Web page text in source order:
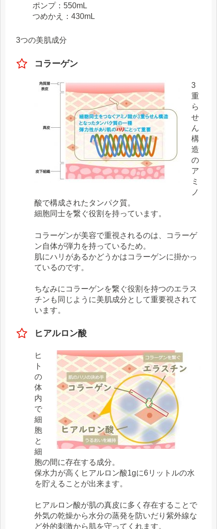
ポンプ：550mL
つめかえ：430mL
3つの美肌成分
コラーゲン
3
重
ら
せ
ん
構
造
の
ア
ミ
ノ
酸で構成されたタンパク質。
細胞同士を繋ぐ役割を持っています。
コラーゲンが美容で重視されるのは、コラーゲ
ン自体が弾力を持っているため。
肌にハリがあるかどうかはコラーゲンに掛かっ
ているのです。
ちなみにコラーゲンを繋ぐ役割を持つのエラス
チンも同じように美肌成分として重要視されて
います。
ヒアルロン酸
ヒ
ト
の
体
内
で
細
胞
と
細
胞の間に存在する成分。
保水力が高くヒアルロン酸1gに6リットルの水
を貯えることが出来ます。
ヒアルロン酸が肌の真皮に多く存在することで
外気の乾燥から水分の蒸発を防いだり紫外線な
ど外的刺激から肌を守ってくれます。